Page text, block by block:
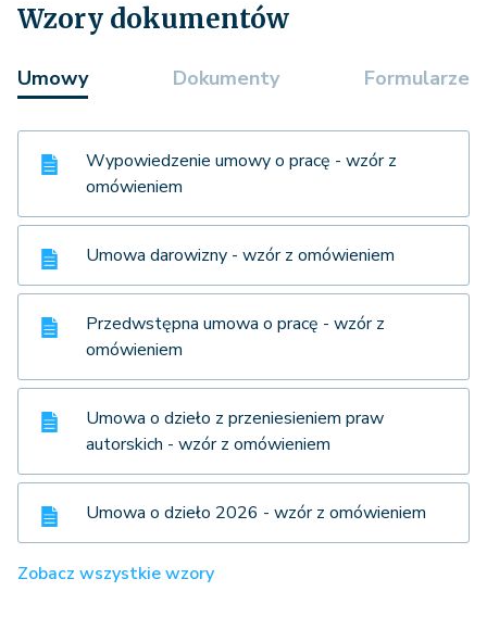
Wzory dokumentów
Umowy Dokumenty Formularze
Wypowiedzenie umowy o pracę - wzór z
omówieniem
Umowa darowizny - wzór z omówieniem
Przedwstępna umowa o pracę - wzór z
omówieniem
Umowa o dzieło z przeniesieniem praw
autorskich - wzór z omówieniem
Umowa o dzieło 2026 - wzór z omówieniem
Zobacz wszystkie wzory